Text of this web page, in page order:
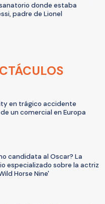
donde estaba
padre de Lionel
en trágico accidente
un comercial en Europa
candidata al Oscar? La
especializado sobre la actriz
Horse Nine'